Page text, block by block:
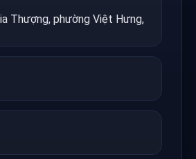
Thượng, phường Việt Hưng,